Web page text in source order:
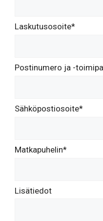
Laskutusosoite*
Postinumero ja -
Sähköpostiosoite*
Matkapuhelin*
Lisätiedot